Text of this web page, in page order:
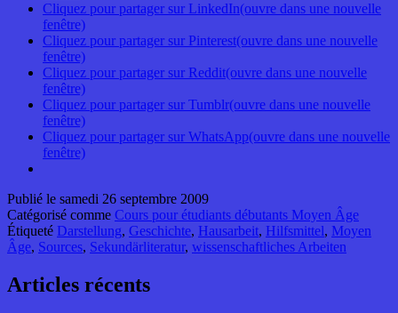
Cliquez pour partager sur LinkedIn(ouvre dans une nouvelle
fenêtre)
Cliquez pour partager sur Pinterest(ouvre dans une nouvelle
fenêtre)
Cliquez pour partager sur Reddit(ouvre dans une nouvelle
fenêtre)
Cliquez pour partager sur Tumblr(ouvre dans une nouvelle
fenêtre)
Cliquez pour partager sur WhatsApp(ouvre dans une nouvelle
fenêtre)
Publié le samedi 26 septembre 2009
Catégorisé comme Cours pour étudiants débutants Moyen Âge
Étiqueté Darstellung, Geschichte, Hausarbeit, Hilfsmittel, Moyen
Âge, Sources, Sekundärliteratur, wissenschaftliches Arbeiten
Articles récents